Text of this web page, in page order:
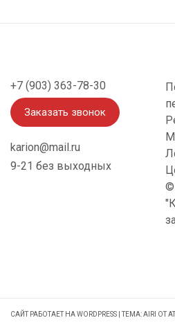
+7 (903) 363-78-30
Заказать звонок
karion@mail.ru
9-21 без выходных
©
САЙТ РАБОТАЕТ НА WORDPRESS |ТЕМА:AIRI ОТ